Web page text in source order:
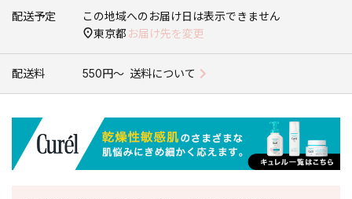
配送予定
この地域へのお届け日は表示できません
東京都 お届け先を変更
配送料 550円〜 送料について